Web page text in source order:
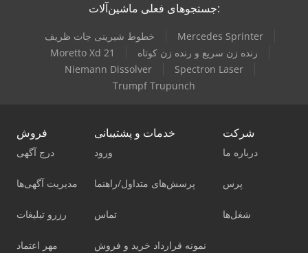
جستجوهای فعلی ماشین‌آلات:
خطوط شیرینی جات ظریف
Mercedes Sprinter
Moretto Xd 21
رنده زن سریع و رنده زن کوتاه
Niemann Dissolver
Spectron Laser
Trumpf Trupunch
فروش
درج آگهی
مدیریت آگهی‌ها
رزرو تبلیغات
مهر اعتماد
خدمات و پشتیبانی
ورود
پرسش‌های متداول/راهنما
تماس
نمونه قرارداد خرید و فروش
شرکت
درباره ما
پرس
شغل‌ها